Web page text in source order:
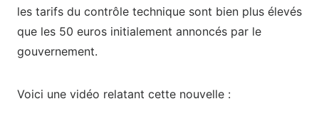
les tarifs du contrôle technique sont bien plus élevés
que les 50 euros initialement annoncés par le
gouvernement.
Voici une vidéo relatant cette nouvelle :